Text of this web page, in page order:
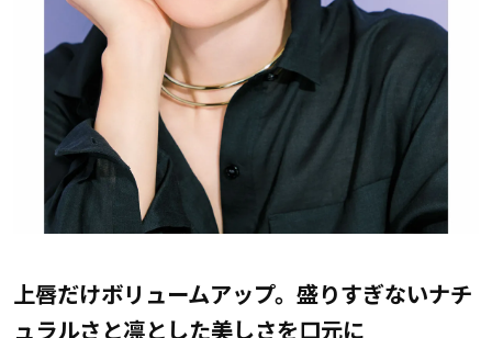
上唇だけボリュームアップ。盛りすぎないナチ
ュラルさと凛とした美しさを口元に